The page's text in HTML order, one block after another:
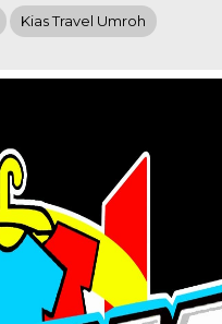
Kias Travel Umroh